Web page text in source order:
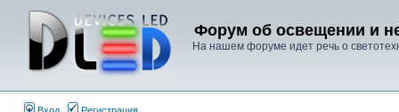
Форум об освещении и
На нашем форуме идет речь о